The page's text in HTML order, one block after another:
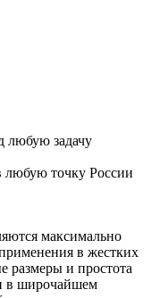
любую задачу
любую точку России
максимально
в жестких
размеры и простота
в широчайшем